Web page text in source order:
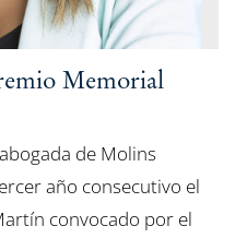
Memorial
de Molins
año consecutivo el
convocado por el